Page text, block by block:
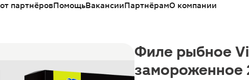
партнёровПомощьВакансииПартнёрамО компании
Филе рыбное
замороженное